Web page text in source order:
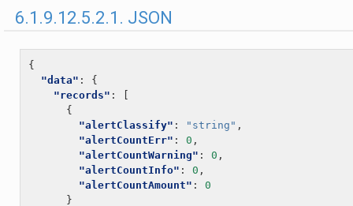
6.1.9.12.5.2.1. JSON
{
"data" :
{
"records" :
{
"alertClassify" : "string" ,
"alertCountErr" : 0 ,
"alertCountWarning" : 0 ,
"alertCountInfo" : 0 ,
"alertCountAmount" :
0
}